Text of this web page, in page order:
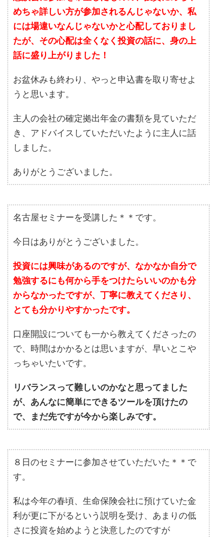
めちゃ詳しい方が参加されるんじゃないか、私
には場違いなんじゃないかと心配しておりまし
たが、その心配は全くなく投資の話に、身の上
話に盛り上がりました！
お盆休みも終わり、やっと申込書を取り寄せよ
うと思います。
主人の会社の確定拠出年金の書類を見ていただ
き、アドバイスしていただいたように主人に話
しました。
ありがとうございました。
名古屋セミナーを受講した＊＊です。
今日はありがとうございました。
投資には興味があるのですが、なかなか自分で
勉強するにも何から手をつけたらいいのかも分
からなかったですが、丁寧に教えてくださり、
とても分かりやすかったです。
口座開設についても一から教えてくださったの
で、時間はかかるとは思いますが、早いとこや
っちゃいたいです。
リバランスって難しいのかなと思ってました
が、あんなに簡単にできるツールを頂けたの
で、まだ先ですが今から楽しみです。
８日のセミナーに参加させていただいた＊＊で
す。
私は今年の春頃、生命保険会社に預けていた金
利が更に下がるという説明を受け、あまりの低
さに投資を始めようと決意したのですが